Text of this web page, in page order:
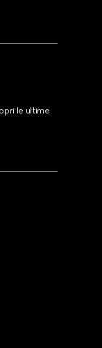
le ultime